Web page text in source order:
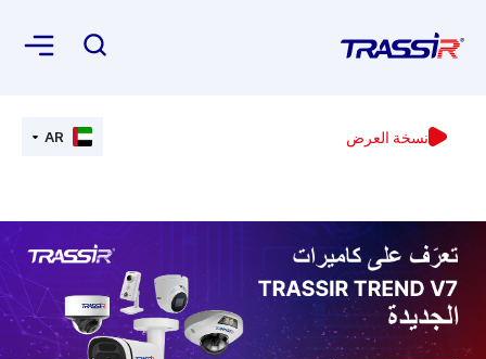
نسخة العرض AR